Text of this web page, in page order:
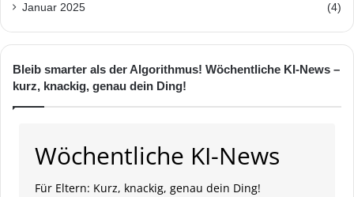
Januar 2025 (4)
Bleib smarter als der Algorithmus! Wöchentliche KI-News –
kurz, knackig, genau dein Ding!
Wöchentliche KI-News
Für Eltern: Kurz, knackig, genau dein Ding!